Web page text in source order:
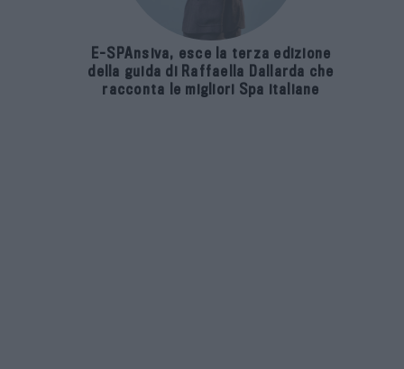
E-SPAnsiva, esce la terza edizione
della guida di Raffaella Dallarda che
racconta le migliori Spa italiane